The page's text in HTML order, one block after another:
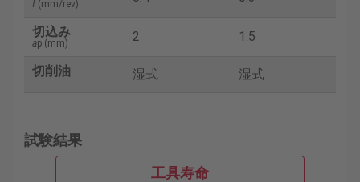
f(mm/rev)
切込み
ap (mm) 2 1.5
切削油 湿式 湿式
試験結果
工具寿命